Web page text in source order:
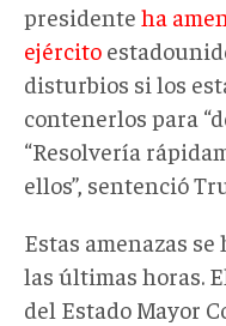
presidente ha
ejército
disturbios si los
contenerlos para
“Resolvería
ellos”, sentenció
Estas amenazas
las últimas horas.
del Estado Mayor